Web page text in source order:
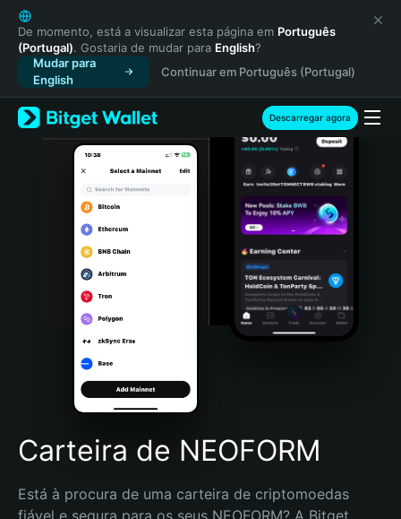
English
日本語
Tiếng Việt
Русский
Español (Latinoamérica)
Türkçe
Italiano
Português (Portugal)
Bahasa Indonesia
Português (Brasil)
Español (Argentina)
De momento, está a visualizar esta página em Português
(Portugal). Gostaria de mudar para English?
Mudar para
English
Continuar em Português (Portugal)
Descarregar agora
Carteira de NEOFORM
Está à procura de uma carteira de criptomoedas
fiável e segura para os seus NEOFORM? A Bitget